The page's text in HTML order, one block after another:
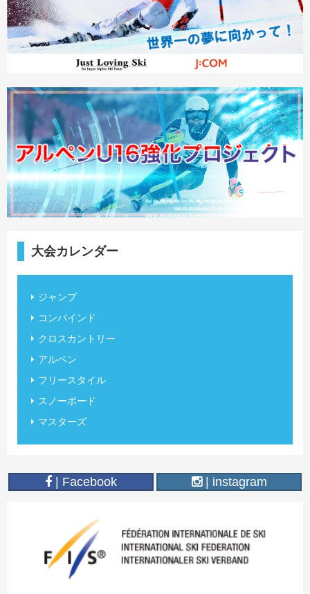
大会カレンダー
ジャンプ
コンバインド
クロスカントリー
アルペン
フリースタイル
スノーボード
マスターズ
| Facebook | instagram